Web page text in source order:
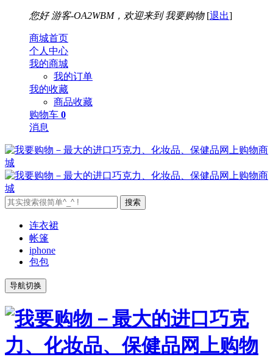
您好 游客-OA2WBM，欢迎来到 我要购物[退出]
商城首页
个人中心
我的商城
我的订单
我的收藏
商品收藏
购物车 0
消息
搜索
连衣裙
帐篷
iphone
包包
导航切换